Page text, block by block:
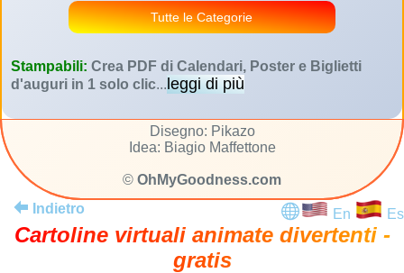
Tutte le Categorie
Stampabili: Crea PDF di Calendari, Poster e Biglietti
d'auguri in 1 solo clic...leggi di più
Disegno: Pikazo
Idea: Biagio Maffettone
© OhMyGoodness.com
Indietro
En Es
Cartoline virtuali animate divertenti -
gratis